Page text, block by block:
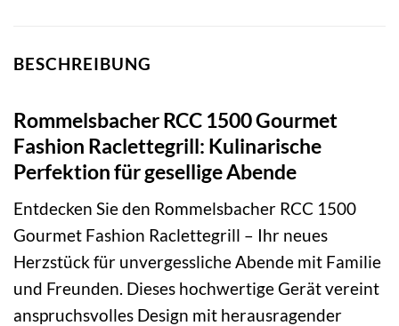
BESCHREIBUNG
Rommelsbacher RCC 1500 Gourmet
Fashion Raclettegrill: Kulinarische
Perfektion für gesellige Abende
Entdecken Sie den Rommelsbacher RCC 1500
Gourmet Fashion Raclettegrill – Ihr neues
Herzstück für unvergessliche Abende mit Familie
und Freunden. Dieses hochwertige Gerät vereint
anspruchsvolles Design mit herausragender